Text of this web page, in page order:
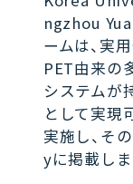
ngzhou
ームは、実
PET由来の
システムが
として実現
実施し、そ
yに掲載しま